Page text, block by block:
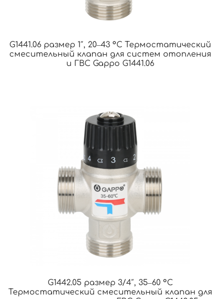
G1441.06 размер 1″, 20‒43 °С Термостатический
смесительный клапан для систем отопления
и ГВС Gappo G1441.06
G1442.05 размер 3/4″, 35‒60 °С
Термостатический смесительный клапан для